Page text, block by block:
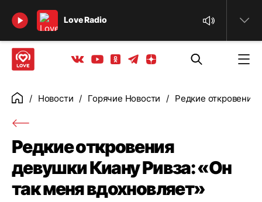
Love Radio
Найти
Вконтакте
YoutubeОдноклассники
ТелеграмЯндекс дзен
ГлавнаяНовости Горячие Новости Редкие откровения
Редкие откровения
девушки Киану Ривза: «Он
так меня вдохновляет»